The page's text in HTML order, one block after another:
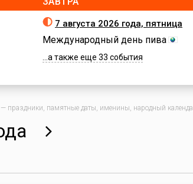
7 августа 2026 года, пятница
Международный день пива
...а также еще 33 события
праздники, памятные даты, именины, народный